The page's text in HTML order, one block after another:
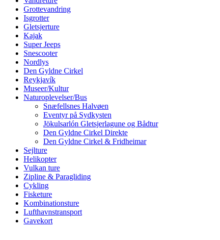
Grottevandring
Isgrotter
Gletsjerture
Kajak
Super Jeeps
Snescooter
Nordlys
Den Gyldne Cirkel
Reykjavík
Museer/Kultur
Naturoplevelser/Bus
Snæfellsnes Halvøen
Eventyr på Sydkysten
Jökulsarlón Gletsjerlagune og Bådtur
Den Gyldne Cirkel Direkte
Den Gyldne Cirkel & Fridheimar
Sejlture
Helikopter
Vulkan ture
Zipline & Paragliding
Cykling
Fisketure
Kombinationsture
Lufthavnstransport
Gavekort